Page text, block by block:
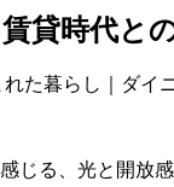
時代と
る、光と開放